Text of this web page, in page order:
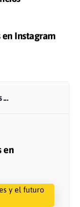
en Instagram
...
en